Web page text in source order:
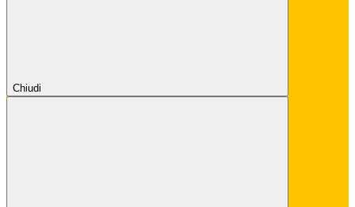
Chiudi